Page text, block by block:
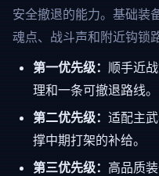
安全撤退的能力。基础装
魂点、战斗声和附近钩锁
第一优先级： 顺手近
理和一条可撤退路线。
第二优先级： 适配主
撑中期打架的补给。
第三优先级： 高品质